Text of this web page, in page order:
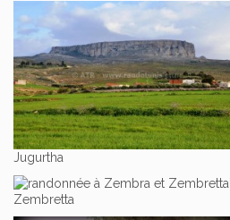
Jugurtha
Zembretta